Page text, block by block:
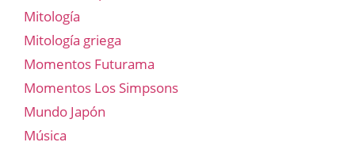
Mitología
Mitología griega
Momentos Futurama
Momentos Los Simpsons
Mundo Japón
Música